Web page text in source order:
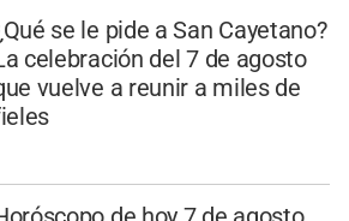
se le pide a San Cayetano?
celebración del 7 de agosto
vuelve a reunir a miles de